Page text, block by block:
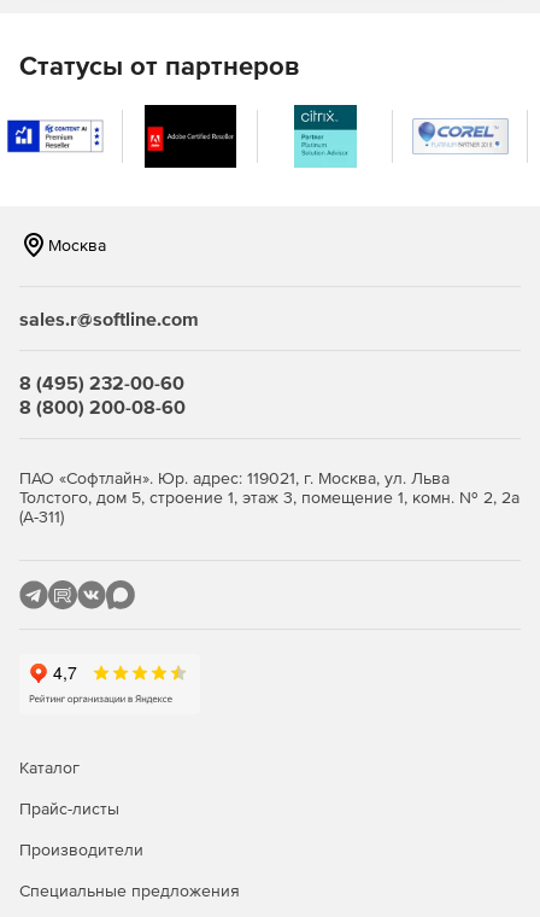
Для согласования данных в nanoCAD GeoniCS
используется специализированный Менеджер проектов.
Все чертежи, спецификации и другие документы проекта
гарантированно относятся именно к текущему проекту.
Оформление по российским стандартам
зафиксированные в российских нормативных документах
формированием выходной проектной документации.
Встроенные библиотеки (условных топографических
знаков, зеленых насаждений и малых архитектурных
форм, инженерных коммуникаций и правил трассировки)
данных открыты, пользователь может пополнять их
Передача данных через международный формат
обмена данными (IFC)
информационные модели поверхности и инженерных
могут быть встроены в общую информационную модель
Статусы от партнеров
Москва
sales.r@softline.com
8 (495) 232-00-60
8 (800) 200-08-60
ПАО «Софтлайн». Юр. адрес: 119021, г. Москва, ул. Льва
Толстого, дом 5, строение 1, этаж 3, помещение 1, комн. № 2, 2а
(А-311)
Каталог
Прайс-листы
Производители
Специальные предложения